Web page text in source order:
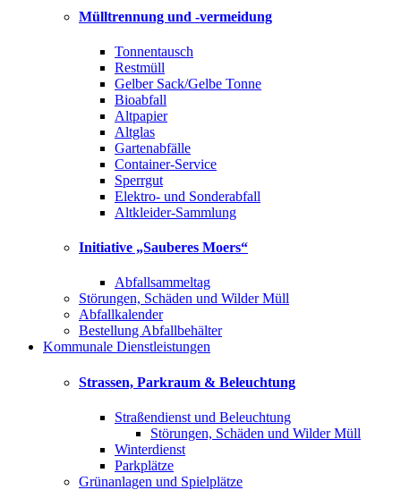
Mülltrennung und -vermeidung
Tonnentausch
Restmüll
Gelber Sack/Gelbe Tonne
Bioabfall
Altpapier
Altglas
Gartenabfälle
Container-Service
Sperrgut
Elektro- und Sonderabfall
Altkleider-Sammlung
Initiative „Sauberes Moers“
Abfallsammeltag
Störungen, Schäden und Wilder Müll
Abfallkalender
Bestellung Abfallbehälter
Kommunale Dienstleistungen
Strassen, Parkraum & Beleuchtung
Straßendienst und Beleuchtung
Störungen, Schäden und Wilder Müll
Winterdienst
Parkplätze
Grünanlagen und Spielplätze